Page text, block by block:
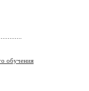
обучения